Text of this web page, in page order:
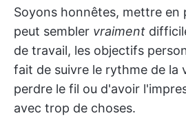
Soyons honnêtes, mettre en
peut sembler vraiment
de travail, les objectifs
fait de suivre le rythme de la
perdre le fil ou d'avoir
avec trop de choses.